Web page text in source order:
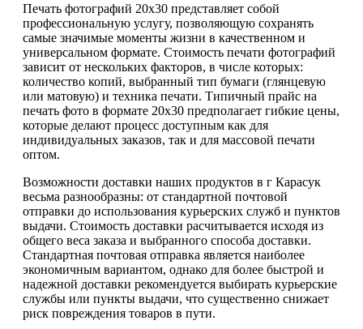
Печать фотографий 20х30 представляет собой
профессиональную услугу, позволяющую сохранять
самые значимые моменты жизни в качественном и
универсальном формате. Стоимость печати фотографий
зависит от нескольких факторов, в числе которых:
количество копий, выбранный тип бумаги (глянцевую
или матовую) и техника печати. Типичный прайс на
печать фото в формате 20х30 предполагает гибкие цены,
которые делают процесс доступным как для
индивидуальных заказов, так и для массовой печати
оптом.
Возможности доставки наших продуктов в г Карасук
весьма разнообразны: от стандартной почтовой
отправки до использования курьерских служб и пунктов
выдачи. Стоимость доставки расчитывается исходя из
общего веса заказа и выбранного способа доставки.
Стандартная почтовая отправка является наиболее
экономичным вариантом, однако для более быстрой и
надежной доставки рекомендуется выбирать курьерские
службы или пункты выдачи, что существенно снижает
риск повреждения товаров в пути.